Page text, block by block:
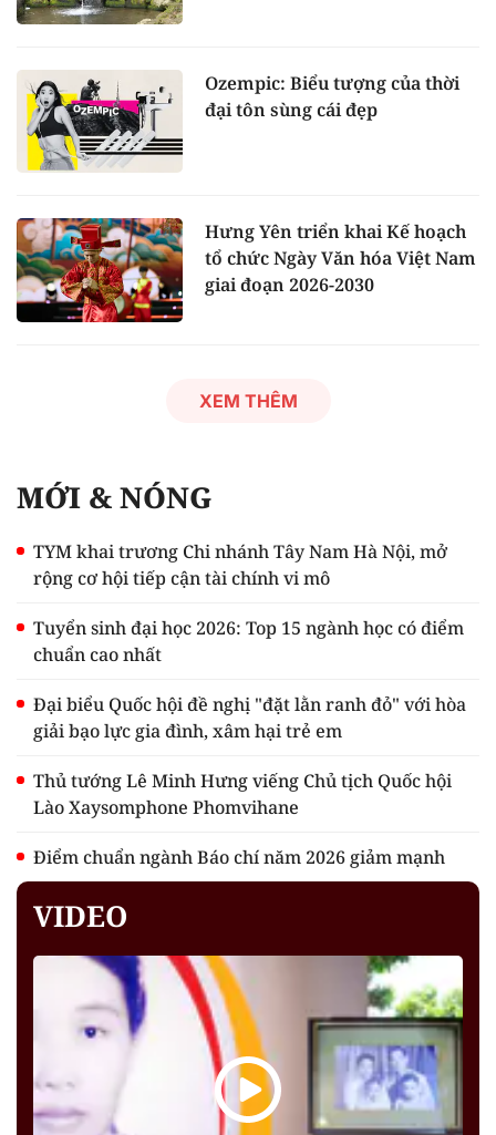
Ozempic: Biểu tượng của thời
đại tôn sùng cái đẹp
Hưng Yên triển khai Kế hoạch
tổ chức Ngày Văn hóa Việt Nam
giai đoạn 2026-2030
XEM THÊM
MỚI & NÓNG
TYM khai trương Chi nhánh Tây Nam Hà Nội, mở
rộng cơ hội tiếp cận tài chính vi mô
Tuyển sinh đại học 2026: Top 15 ngành học có điểm
chuẩn cao nhất
Đại biểu Quốc hội đề nghị "đặt lằn ranh đỏ" với hòa
giải bạo lực gia đình, xâm hại trẻ em
Thủ tướng Lê Minh Hưng viếng Chủ tịch Quốc hội
Lào Xaysomphone Phomvihane
Điểm chuẩn ngành Báo chí năm 2026 giảm mạnh
VIDEO